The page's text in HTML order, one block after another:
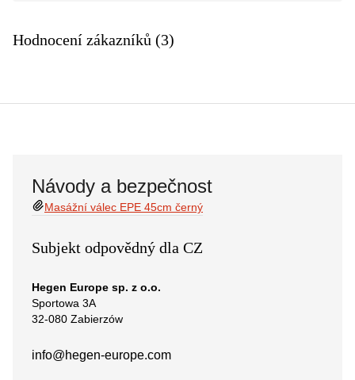
Hodnocení zákazníků (3)
Návody a bezpečnost
Masážní válec EPE 45cm černý
Subjekt odpovědný dla CZ
Hegen Europe sp. z o.o.
Sportowa 3A
32-080 Zabierzów
info@hegen-europe.com